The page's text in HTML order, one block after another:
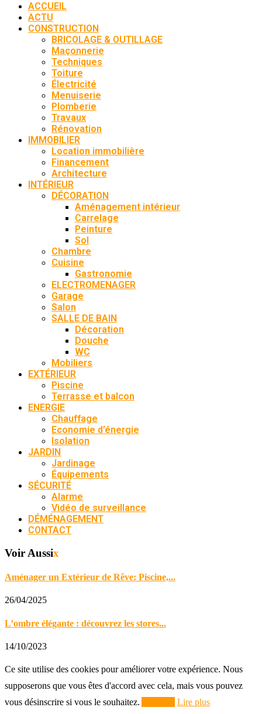
ACCUEIL
ACTU
CONSTRUCTION
BRICOLAGE & OUTILLAGE
Maçonnerie
Techniques
Toiture
Électricité
Menuiserie
Plomberie
Travaux
Rénovation
IMMOBILIER
Location immobilière
Financement
Architecture
INTÉRIEUR
DÉCORATION
Aménagement intérieur
Carrelage
Peinture
Sol
Chambre
Cuisine
Gastronomie
ELECTROMENAGER
Garage
Salon
SALLE DE BAIN
Décoration
Douche
WC
Mobiliers
EXTÉRIEUR
Piscine
Terrasse et balcon
ENERGIE
Chauffage
Economie d’énergie
Isolation
JARDIN
Jardinage
Équipements
SÉCURITÉ
Alarme
Vidéo de surveillance
DÉMÉNAGEMENT
CONTACT
Voir Aussix
Aménager un Extérieur de Rêve: Piscine,...
26/04/2025
L’ombre élégante : découvrez les stores...
14/10/2023
Ce site utilise des cookies pour améliorer votre expérience. Nous
supposerons que vous êtes d'accord avec cela, mais vous pouvez
vous désinscrire si vous le souhaitez.
Lire plus